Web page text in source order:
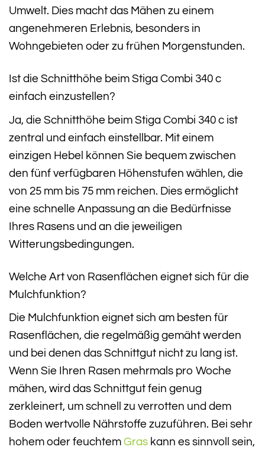
Umwelt. Dies macht das Mähen zu einem
angenehmeren Erlebnis, besonders in
Wohngebieten oder zu frühen Morgenstunden.
Ist die Schnitthöhe beim Stiga Combi 340 c
einfach einzustellen?
Ja, die Schnitthöhe beim Stiga Combi 340 c ist
zentral und einfach einstellbar. Mit einem
einzigen Hebel können Sie bequem zwischen
den fünf verfügbaren Höhenstufen wählen, die
von 25 mm bis 75 mm reichen. Dies ermöglicht
eine schnelle Anpassung an die Bedürfnisse
Ihres Rasens und an die jeweiligen
Witterungsbedingungen.
Welche Art von Rasenflächen eignet sich für die
Mulchfunktion?
Die Mulchfunktion eignet sich am besten für
Rasenflächen, die regelmäßig gemäht werden
und bei denen das Schnittgut nicht zu lang ist.
Wenn Sie Ihren Rasen mehrmals pro Woche
mähen, wird das Schnittgut fein genug
zerkleinert, um schnell zu verrotten und dem
Boden wertvolle Nährstoffe zuzuführen. Bei sehr
hohem oder feuchtem Gras kann es sinnvoll sein,